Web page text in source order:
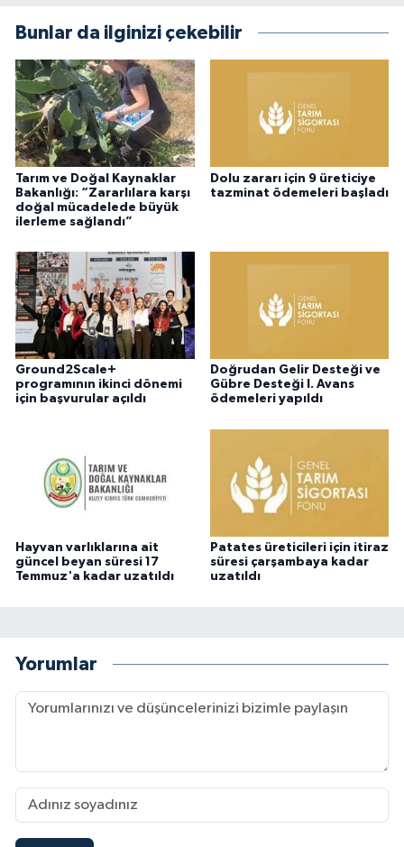
Bunlar da ilginizi çekebilir
Tarım ve Doğal Kaynaklar
Bakanlığı: “Zararlılara karşı
doğal mücadelede büyük
ilerleme sağlandı”
Dolu zararı için 9 üreticiye
tazminat ödemeleri başladı
Ground2Scale+
programının ikinci dönemi
için başvurular açıldı
Doğrudan Gelir Desteği ve
Gübre Desteği I. Avans
ödemeleri yapıldı
Hayvan varlıklarına ait
güncel beyan süresi 17
Temmuz'a kadar uzatıldı
Patates üreticileri için itiraz
süresi çarşambaya kadar
uzatıldı
Yorumlar